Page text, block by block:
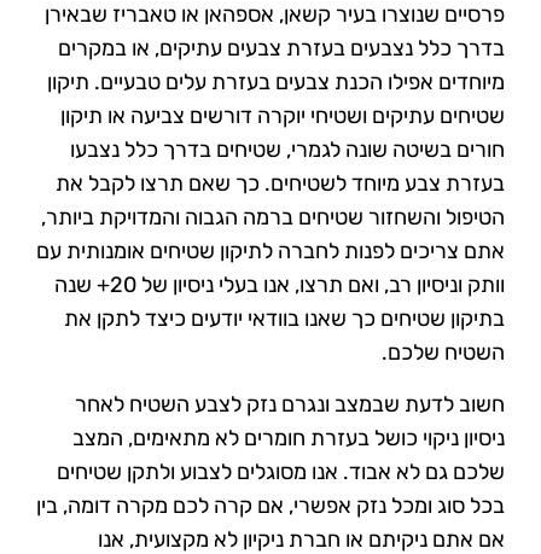
פרסיים שנוצרו בעיר קשאן, אספהאן או טאבריז שבאירן
בדרך כלל נצבעים בעזרת צבעים עתיקים, או במקרים
מיוחדים אפילו הכנת צבעים בעזרת עלים טבעיים. תיקון
שטיחים עתיקים ושטיחי יוקרה דורשים צביעה או תיקון
חורים בשיטה שונה לגמרי, שטיחים בדרך כלל נצבעו
בעזרת צבע מיוחד לשטיחים. כך שאם תרצו לקבל את
הטיפול והשחזור שטיחים ברמה הגבוה והמדויקת ביותר,
אתם צריכים לפנות לחברה לתיקון שטיחים אומנותית עם
וותק וניסיון רב, ואם תרצו, אנו בעלי ניסיון של 20+ שנה
בתיקון שטיחים כך שאנו בוודאי יודעים כיצד לתקן את
השטיח שלכם.
חשוב לדעת שבמצב ונגרם נזק לצבע השטיח לאחר
ניסיון ניקוי כושל בעזרת חומרים לא מתאימים, המצב
שלכם גם לא אבוד. אנו מסוגלים לצבוע ולתקן שטיחים
בכל סוג ומכל נזק אפשרי, אם קרה לכם מקרה דומה, בין
אם אתם ניקיתם או חברת ניקיון לא מקצועית, אנו